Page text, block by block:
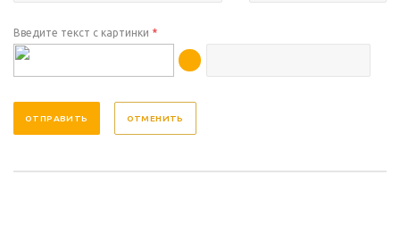
Введите текст с картинки *
ОТМЕНИТЬ